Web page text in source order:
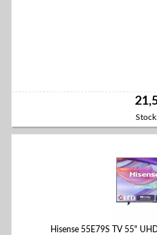
Hisense 55E79S TV 55"